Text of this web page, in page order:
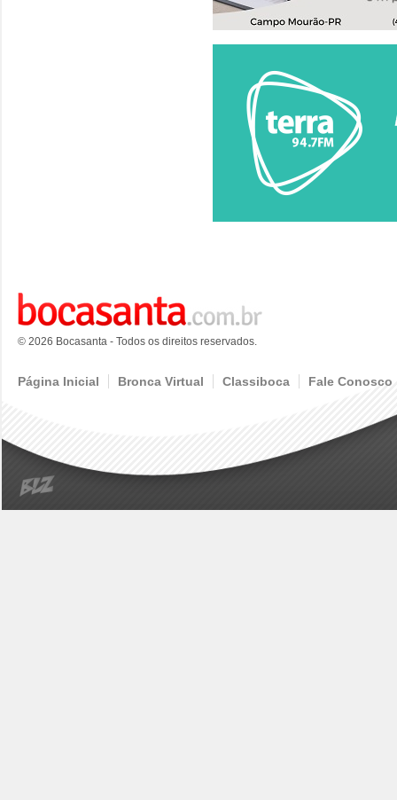
© 2026 Bocasanta - Todos os direitos reservados.
Página Inicial Bronca Virtual Classiboca Fale Conosco